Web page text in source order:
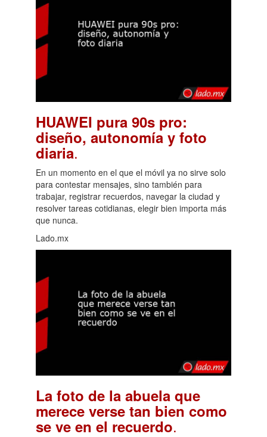
HUAWEI pura 90s pro:
diseño, autonomía y foto
diaria.
En un momento en el que el móvil ya no sirve solo
para contestar mensajes, sino también para
trabajar, registrar recuerdos, navegar la ciudad y
resolver tareas cotidianas, elegir bien importa más
que nunca.
Lado.mx
La foto de la abuela que
merece verse tan bien como
se ve en el recuerdo.